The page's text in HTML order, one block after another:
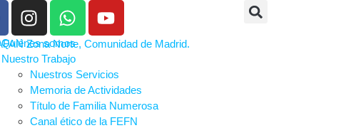
Quiénes somos
Nuestro Trabajo
Nuestros Servicios
Memoria de Actividades
Título de Familia Numerosa
Canal ético de la FEFN